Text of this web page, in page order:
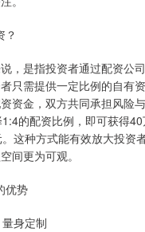
？
，是指投资者通过配资公
只需提供一定比例的自有
资金，双方共同承担风险
的配资比例，即可获得
这种方式能有效放大投资
间更为可观。
优势
身定制